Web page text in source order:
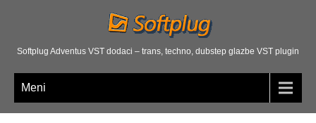
Softplug Adventus VST dodaci – trans, techno, dubstep glazbe VST plugin
Meni